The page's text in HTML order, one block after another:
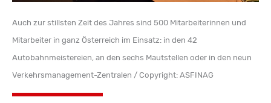
Auch zur stillsten Zeit des Jahres sind 500 Mitarbeiterinnen und
Mitarbeiter in ganz Österreich im Einsatz: in den 42
Autobahnmeistereien, an den sechs Mautstellen oder in den neun
Verkehrsmanagement-Zentralen / Copyright: ASFINAG